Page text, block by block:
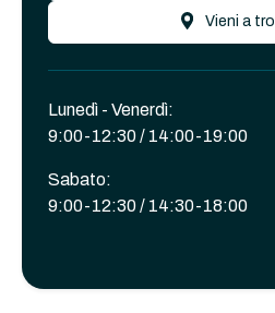
Vieni a
Lunedì - Venerdì:
9:00-12:30 / 14:00-19:00
Sabato:
9:00-12:30 / 14:30-18:00